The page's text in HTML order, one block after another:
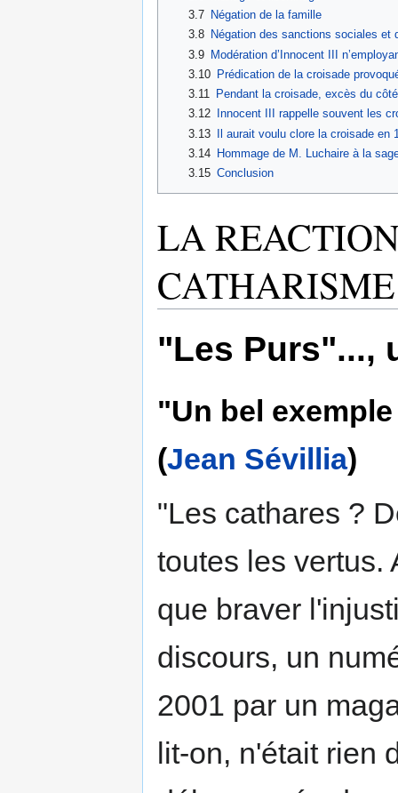
3.7
Négation de la famille
3.8
Négation des sanctions sociales et
3.9 Modération d’Innocent III
3.10
Prédication de la croisade
3.11
Pendant la croisade, excès du
3.12
Innocent III rappelle souvent les
3.13
Il aurait voulu clore la croisade en
3.14
Hommage de M. Luchaire à la
3.15 Conclusion
LA
CATHARISME
"Les Purs"...,
"Un bel
(Jean Sévillia)
"Les cathares ?
toutes les vertus.
que braver
discours, un
2001 par un
lit-on, n'était rien